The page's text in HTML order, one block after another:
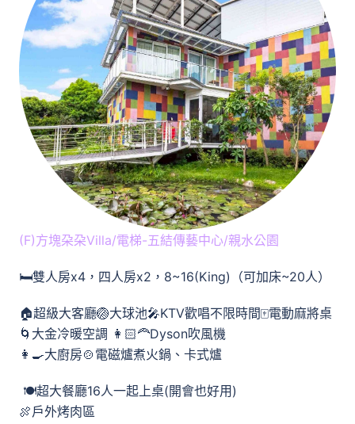
(F)方塊朶朶Villa/電梯-五結傳藝中心/親水公園
🛏️雙人房x4，四人房x2，8~16(King)（可加床~20人）
🏠超級大客廳🏐大球池🎤KTV歡唱不限時間🀄️電動麻將桌
🌀大金冷暖空調 👩🏻‍🦰Dyson吹風機
👩‍🍳大廚房🍲電磁爐煮火鍋、卡式爐
🍽️超大餐廳16人一起上桌(開會也好用)
🍖戶外烤肉區